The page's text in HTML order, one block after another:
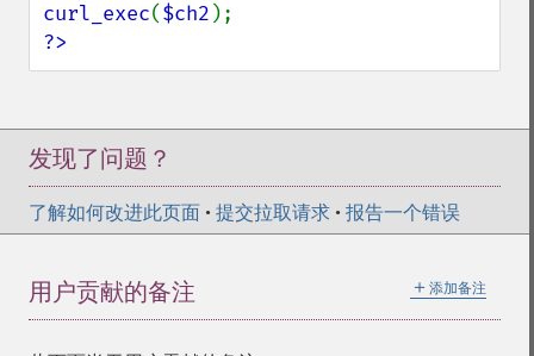
curl_exec($ch2
?>
发现了问题？
了解如何改进此页面 • 提交拉取请求 • 报告一个错误
＋ 添加备注
用户贡献的备注